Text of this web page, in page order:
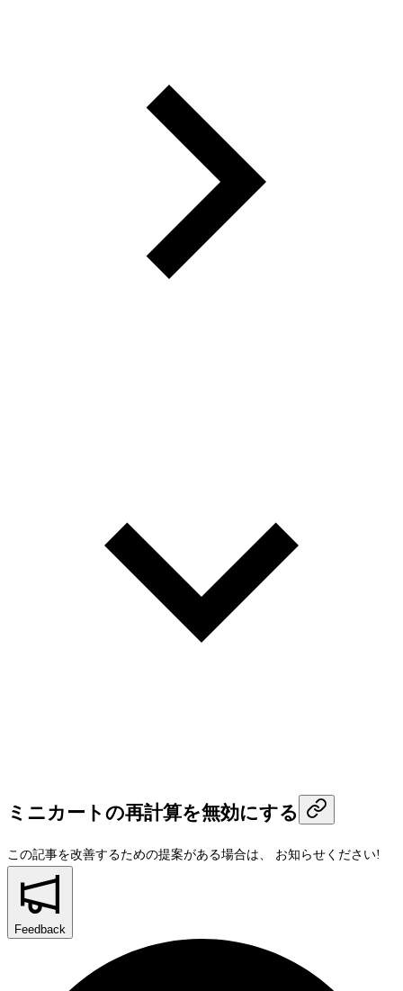
ミニカートの再計算を無効にする
この記事を改善するための提案がある場合は、 お知らせください!
Feedback